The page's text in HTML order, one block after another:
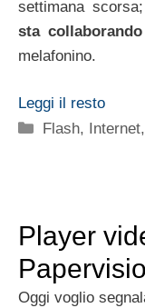
settimana
sta
melafonino.
Leggi il resto
Categorie
Flash, Internet,
Player
Oggi voglio